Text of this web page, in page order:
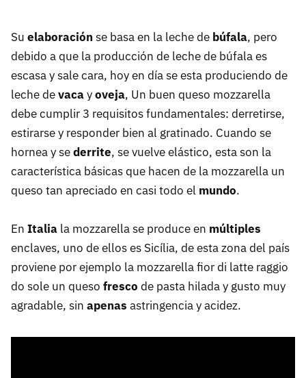
Su elaboración se basa en la leche de búfala, pero
debido a que la producción de leche de búfala es
escasa y sale cara, hoy en día se esta produciendo de
leche devacayoveja, Un buen queso mozzarella
debe cumplir 3 requisitos fundamentales: derretirse,
estirarse y responder bien al gratinado. Cuando se
hornea y sederrite, se vuelve elástico, esta son la
característica básicas que hacen de la mozzarella un
queso tan apreciado en casi todo el mundo.
En Italia la mozzarella se produce en múltiples
enclaves, uno de ellos es Sicília, de esta zona del país
proviene por ejemplo la mozzarella fior di latte raggio
do sole un queso fresco de pasta hilada y gusto muy
agradable, sin apenas astringencia y acidez.